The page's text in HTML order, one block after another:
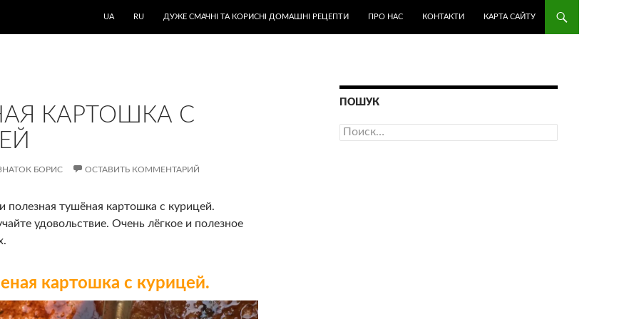
UA RU ДУЖЕ СМАЧНІ ТА КОРИСНІ ДОМАШНІ РЕЦЕПТИ ПРО НАС КОНТАКТИ КАРТА САЙТУ
КАРТОШКА С
БОРИС ОСТАВИТЬ КОММЕНТАРИЙ
полезная тушёная картошка с курицей.
удовольствие. Очень лёгкое и полезное
картошка с курицей.
ПОШУК
Найти: